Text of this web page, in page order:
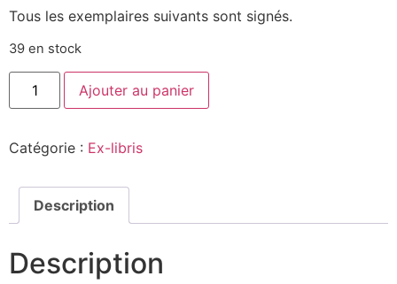
Tous les exemplaires suivants sont signés.
39 en stock
Ajouter au panier
Catégorie : Ex-libris
Description
Description